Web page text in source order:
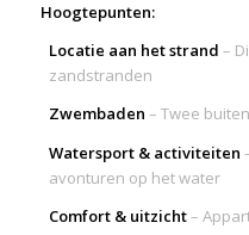
Hoogtepunten:
Locatie aan het strand –
zandstranden
Zwembaden – Twee
Watersport & activiteiten
avonturen op het water
Comfort & uitzicht–